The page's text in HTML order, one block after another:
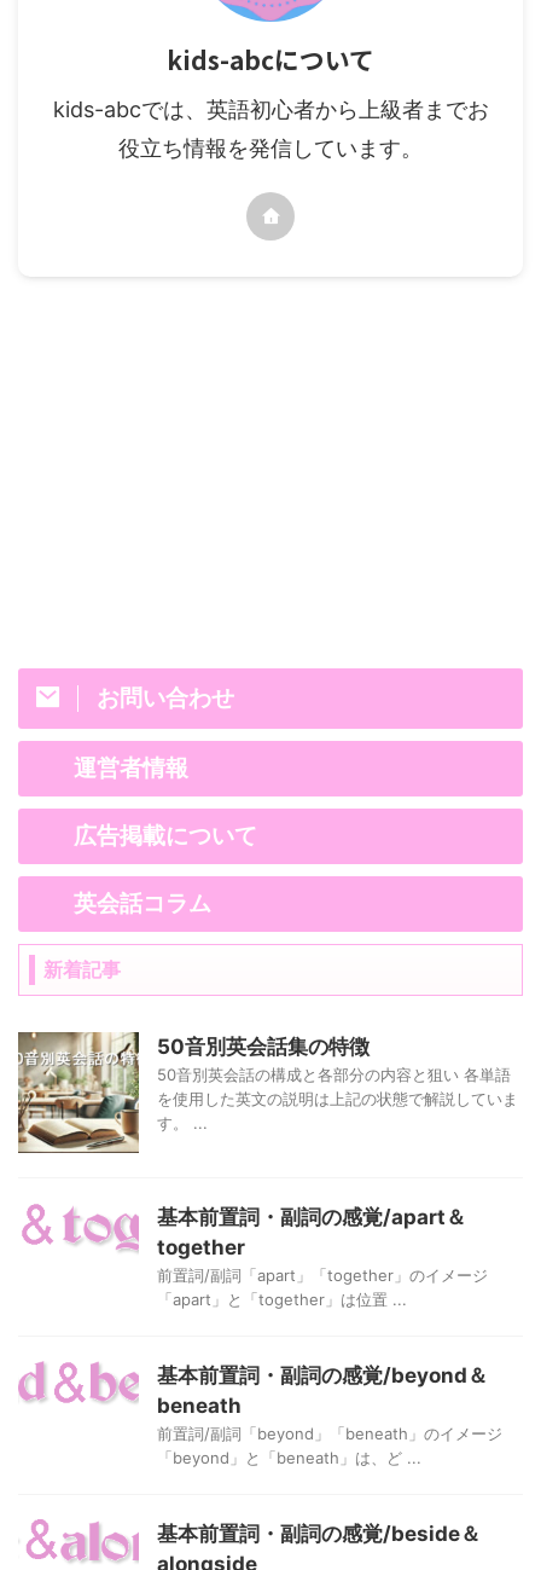
kids-abcについて
kids-abcでは、英語初心者から上級者までお
役立ち情報を発信しています。
お問い合わせ
運営者情報
広告掲載について
英会話コラム
新着記事
50音別英会話集の特徴
50音別英会話の構成と各部分の内容と狙い 各単語
を使用した英文の説明は上記の状態で解説していま
す。 ...
基本前置詞・副詞の感覚/apart＆
together
前置詞/副詞「apart」「together」のイメージ
「apart」と「together」は位置 ...
基本前置詞・副詞の感覚/beyond＆
beneath
前置詞/副詞「beyond」「beneath」のイメージ
「beyond」と「beneath」は、ど ...
基本前置詞・副詞の感覚/beside＆
alongside